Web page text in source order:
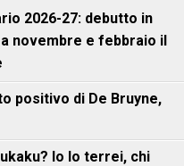
2026-27: debutto in
novembre e febbraio il
positivo di De Bruyne,
Io lo terrei, chi